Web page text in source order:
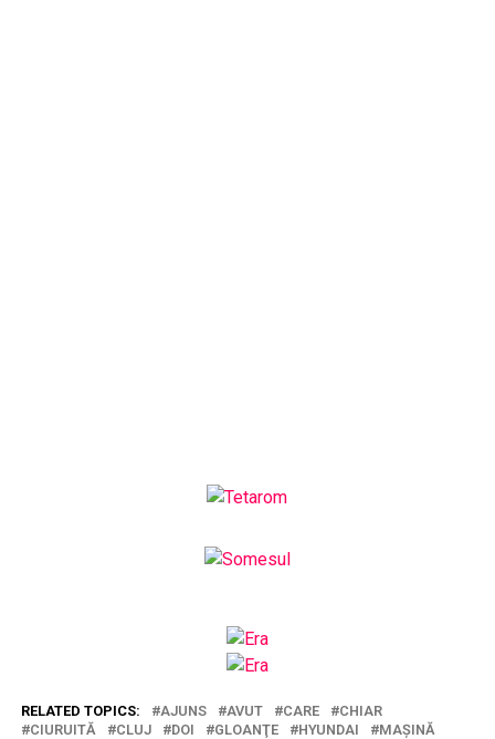
RELATED TOPICS: AJUNS AVUT CARE
CHIAR
CIURUITĂ
CLUJ DOI GLOANŢE HYUNDAI
MAȘINĂ